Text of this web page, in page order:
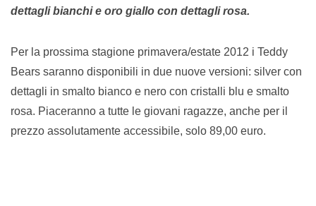
dettagli bianchi e oro giallo con dettagli rosa.
Per la prossima stagione primavera/estate 2012 i Teddy
Bears saranno disponibili in due nuove versioni: silver con
dettagli in smalto bianco e nero con cristalli blu e smalto
rosa. Piaceranno a tutte le giovani ragazze, anche per il
prezzo assolutamente accessibile, solo 89,00 euro.